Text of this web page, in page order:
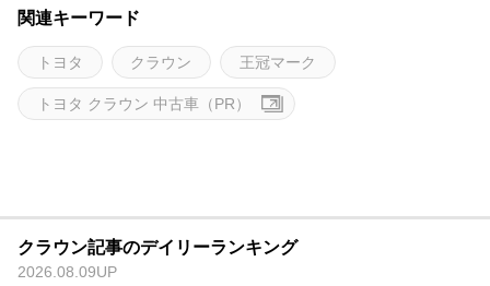
関連キーワード
トヨタ クラウン 王冠マーク
トヨタ クラウン 中古車（PR）
クラウン記事のデイリーランキング
2026.08.09UP